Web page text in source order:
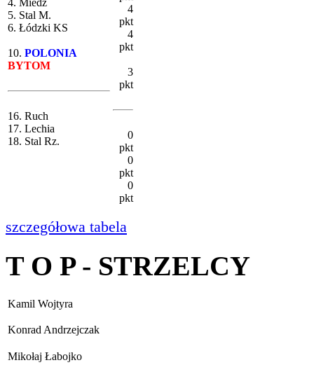
4. Miedź
5. Stal M.
6. Łódzki KS
10. POLONIA
BYTOM
16. Ruch
17. Lechia
18. Stal Rz.
4
pkt
4
pkt
3
pkt
0
pkt
0
pkt
0
pkt
szczegółowa tabela
T O P - STRZELCY
Kamil Wojtyra
Konrad Andrzejczak
Mikołaj Łabojko